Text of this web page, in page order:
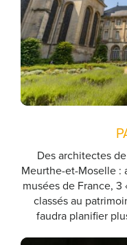
Des architectes
Meurthe-et-Moselle :
musées de France, 3
classés au
faudra planifier